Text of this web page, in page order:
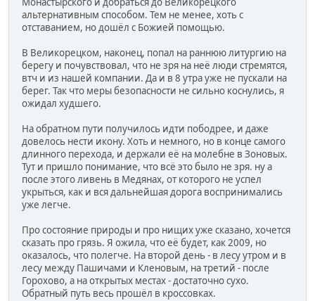
альтернативным способом. Тем не менее, хоть с
отставанием, но дошёл с Божией помощью.
В Великорецком, наконец, попал на раннюю литургию на
берегу и почувствовал, что не зря на неё люди стремятся,
втч и из нашей компании. Да и в 8 утра уже не пускали на
берег. Так что меры безопасности не сильно коснулись, я
ожидал худшего.
На обратном пути получилось идти пободрее, и даже
довелось нести икону. Хоть и немного, но в конце самого
длинного перехода, и держали её на молебне в Зоновых.
Тут и пришло понимание, что всё это было не зря. ну а
после этого ливень в Медянах, от которого не успел
укрыться, как и вся дальнейшая дорога воспринимались
уже легче.
Про состояние природы и про нищих уже сказано, хочется
сказать про грязь. Я ожила, что её будет, как 2009, но
оказалось, что полегче. На второй день - в лесу утром и в
лесу между Пашичами и Кленовым, на третий - после
Горохово, а на открытых местах - достаточно сухо.
Обратный путь весь прошёл в кроссовках.